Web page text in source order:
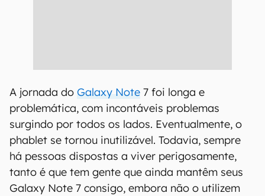
A jornada do Galaxy Note 7 foi longa e
problemática, com incontáveis problemas
surgindo por todos os lados. Eventualmente, o
phablet se tornou inutilizável. Todavia, sempre
há pessoas dispostas a viver perigosamente,
tanto é que tem gente que ainda mantêm seus
Galaxy Note 7 consigo, embora não o utilizem